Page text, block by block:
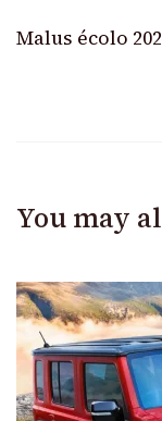
Malus écolo
You may